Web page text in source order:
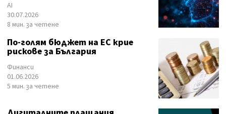
AI
30.07.2026
8 мин. за четене
По-голям бюджет на ЕС крие
рискове за България
Финанси
01.06.2026
5 мин. за четене